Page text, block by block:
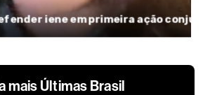
mais Últimas Brasil